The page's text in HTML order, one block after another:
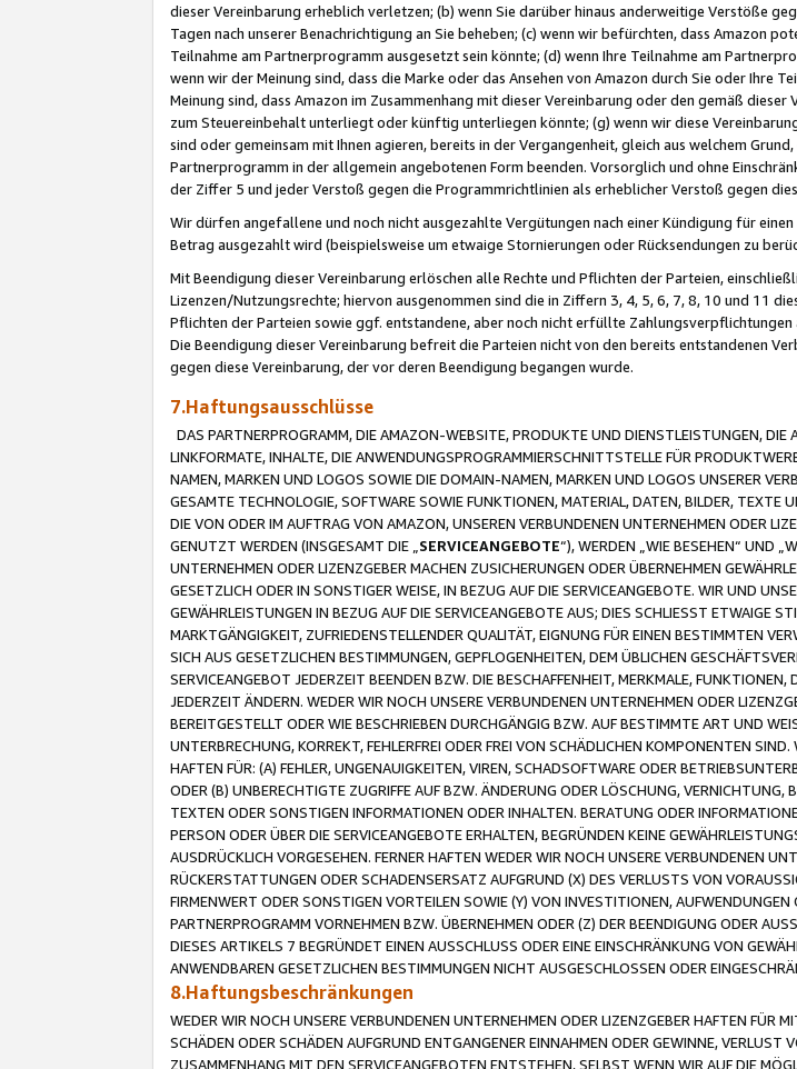
dieser Vereinbarung erheblich verletzen; (b) wenn Sie darüber hinaus anderweitige Verstöße
Tagen nach unserer Benachrichtigung an Sie beheben; (c) wenn wir befürchten, dass Amazon
Teilnahme am Partnerprogramm ausgesetzt sein könnte; (d) wenn Ihre Teilnahme am
wenn wir der Meinung sind, dass die Marke oder das Ansehen von Amazon durch Sie oder
Meinung sind, dass Amazon im Zusammenhang mit dieser Vereinbarung oder den gemäß
zum Steuereinbehalt unterliegt oder künftig unterliegen könnte; (g) wenn wir diese
sind oder gemeinsam mit Ihnen agieren, bereits in der Vergangenheit, gleich aus welchem
Partnerprogramm in der allgemein angebotenen Form beenden. Vorsorglich und ohne
der Ziffer 5 und jeder Verstoß gegen die Programmrichtlinien als erheblicher Verstoß gegen
Wir dürfen angefallene und noch nicht ausgezahlte Vergütungen nach einer Kündigung für
Betrag ausgezahlt wird (beispielsweise um etwaige Stornierungen oder Rücksendungen zu
Mit Beendigung dieser Vereinbarung erlöschen alle Rechte und Pflichten der Parteien,
Lizenzen/Nutzungsrechte; hiervon ausgenommen sind die in Ziffern 3, 4, 5, 6, 7, 8, 10 und 11
Pflichten der Parteien sowie ggf. entstandene, aber noch nicht erfüllte
Die Beendigung dieser Vereinbarung befreit die Parteien nicht von den bereits entstandenen
gegen diese Vereinbarung, der vor deren Beendigung begangen wurde.
7.Haftungsausschlüsse
DAS PARTNERPROGRAMM, DIE AMAZON-WEBSITE, PRODUKTE UND DIENSTLEISTUNGEN,
LINKFORMATE, INHALTE, DIE ANWENDUNGSPROGRAMMIERSCHNITTSTELLE FÜR
NAMEN, MARKEN UND LOGOS SOWIE DIE DOMAIN-NAMEN, MARKEN UND LOGOS UNSERER
GESAMTE TECHNOLOGIE, SOFTWARE SOWIE FUNKTIONEN, MATERIAL, DATEN, BILDER,
DIE VON ODER IM AUFTRAG VON AMAZON, UNSEREN VERBUNDENEN UNTERNEHMEN ODER
GENUTZT WERDEN (INSGESAMT DIE „ SERVICEANGEBOTE“), WERDEN „WIE BESEHEN“ UND
UNTERNEHMEN ODER LIZENZGEBER MACHEN ZUSICHERUNGEN ODER ÜBERNEHMEN
GESETZLICH ODER IN SONSTIGER WEISE, IN BEZUG AUF DIE SERVICEANGEBOTE. WIR UND
GEWÄHRLEISTUNGEN IN BEZUG AUF DIE SERVICEANGEBOTE AUS; DIES SCHLIESST ETWAIGE
MARKTGÄNGIGKEIT, ZUFRIEDENSTELLENDER QUALITÄT, EIGNUNG FÜR EINEN BESTIMMTEN
SICH AUS GESETZLICHEN BESTIMMUNGEN, GEPFLOGENHEITEN, DEM ÜBLICHEN
SERVICEANGEBOT JEDERZEIT BEENDEN BZW. DIE BESCHAFFENHEIT, MERKMALE,
JEDERZEIT ÄNDERN. WEDER WIR NOCH UNSERE VERBUNDENEN UNTERNEHMEN ODER
BEREITGESTELLT ODER WIE BESCHRIEBEN DURCHGÄNGIG BZW. AUF BESTIMMTE ART UND
UNTERBRECHUNG, KORREKT, FEHLERFREI ODER FREI VON SCHÄDLICHEN KOMPONENTEN
HAFTEN FÜR: (A) FEHLER, UNGENAUIGKEITEN, VIREN, SCHADSOFTWARE ODER
ODER (B) UNBERECHTIGTE ZUGRIFFE AUF BZW. ÄNDERUNG ODER LÖSCHUNG,
TEXTEN ODER SONSTIGEN INFORMATIONEN ODER INHALTEN. BERATUNG ODER
PERSON ODER ÜBER DIE SERVICEANGEBOTE ERHALTEN, BEGRÜNDEN KEINE
AUSDRÜCKLICH VORGESEHEN. FERNER HAFTEN WEDER WIR NOCH UNSERE VERBUNDENEN
RÜCKERSTATTUNGEN ODER SCHADENSERSATZ AUFGRUND (X) DES VERLUSTS VON
FIRMENWERT ODER SONSTIGEN VORTEILEN SOWIE (Y) VON INVESTITIONEN,
PARTNERPROGRAMM VORNEHMEN BZW. ÜBERNEHMEN ODER (Z) DER BEENDIGUNG ODER
DIESES ARTIKELS 7 BEGRÜNDET EINEN AUSSCHLUSS ODER EINE EINSCHRÄNKUNG VON
ANWENDBAREN GESETZLICHEN BESTIMMUNGEN NICHT AUSGESCHLOSSEN ODER
8.Haftungsbeschränkungen
WEDER WIR NOCH UNSERE VERBUNDENEN UNTERNEHMEN ODER LIZENZGEBER HAFTEN FÜR
SCHÄDEN ODER SCHÄDEN AUFGRUND ENTGANGENER EINNAHMEN ODER GEWINNE, VERLUST
ZUSAMMENHANG MIT DEN SERVICEANGEBOTEN ENTSTEHEN, SELBST WENN WIR AUF DIE